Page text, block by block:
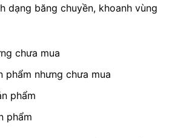
dạng băng chuyền, khoanh vùng
chưa mua
phẩm nhưng chưa mua
phẩm
phẩm